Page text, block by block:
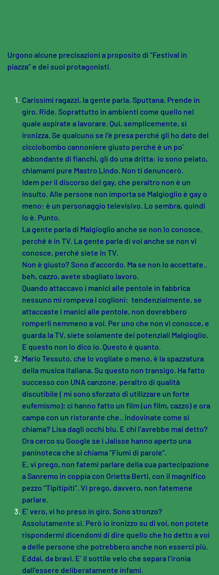
Urgono alcune precisazioni a proposito di “Festival in
piazza” e dei suoi protagonisti.
Carissimi ragazzi, la gente parla. Sputtana. Prende in
giro. Ride. Soprattutto in ambienti come quello nel
quale aspirate a lavorare. Qui, semplicemente, si
ironizza. Se qualcuno se l’è presa perché gli ho dato del
cicciobombo cannoniere giusto perché è un po’
abbondante di fianchi, gli do una dritta: io sono pelato,
chiamami pure Mastro Lindo. Non ti denuncerò.
Idem per il discorso del gay, che peraltro non è un
insulto. Alle persone non importa se Malgioglio è gay o
meno: è un personaggio televisivo. Lo sembra, quindi
lo è. Punto.
La gente parla di Malgioglio anche se non lo conosce,
perché è in TV. La gente parla di voi anche se non vi
conosce, perché siete in TV.
Non è giusto? Sono d’accordo. Ma se non lo accettate..
beh, cazzo, avete sbagliato lavoro.
Quando attaccavo i manici alle pentole in fabbrica
nessuno mi rompeva i coglioni: tendenzialmente, se
attaccaste i manici alle pentole, non dovrebbero
romperli nemmeno a voi. Per uno che non vi conosce, e
guarda la TV, siete solamente dei potenziali Malgioglio.
E questo non lo dico io. Questo è quanto.
Mario Tessuto, che lo vogliate o meno, è la spazzatura
della musica italiana. Su questo non transigo. Ha fatto
successo con UNA canzone, peraltro di qualità
discutibile ( mi sono sforzato di utilizzare un forte
eufemismo); ci hanno fatto un film (un film, cazzo) e ora
campa con un ristorante che.. indovinate come si
chiama? Lisa dagli occhi blu. E chi l’avrebbe mai detto?
Ora cerco su Google se i Jalisse hanno aperto una
paninoteca che si chiama “Fiumi di parole”.
E, vi prego, non fatemi parlare della sua partecipazione
a Sanremo in coppia con Orietta Berti, con il magnifico
pezzo “Tipitipitì”. Vi prego, davvero, non fatemene
parlare.
E’ vero, vi ho preso in giro. Sono stronzo?
Assolutamente si. Però io ironizzo su di voi, non potete
rispondermi dicendomi di dire quello che ho detto a voi
a delle persone che potrebbero anche non esserci più.
Eddai, da bravi. E’ il sottile velo che separa l’ironia
dall’essere deliberatamente infami.